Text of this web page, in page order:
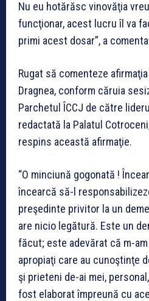
Nu eu hotărăsc vinovăţia
funcţionar, acest lucru îl va
primi acest dosar”, a
Rugat să comenteze
Dragnea, conform căruia
Parchetul ÎCCJ de către
redactată la Palatul
respins această afirmaţie.
“O minciună gogonată !
încearcă să-l
preşedinte privitor la un
are nicio legătură. Este un
făcut; este adevărat că m-
apropiaţi care au cunoştinţe
şi prieteni de-ai mei,
fost elaborat împreună cu